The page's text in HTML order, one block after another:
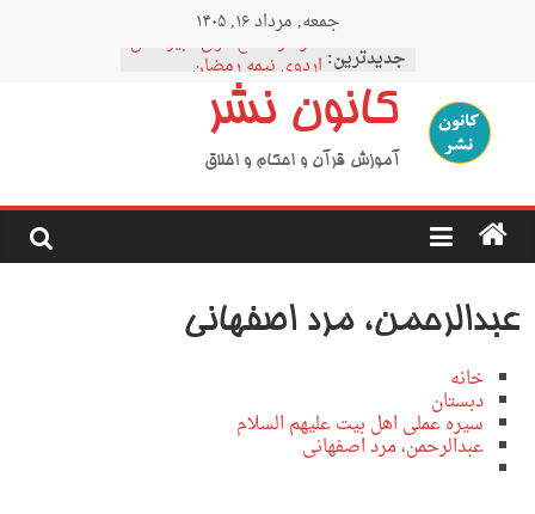
جمعه, مرداد ۱۶, ۱۴۰۵
جدیدترین:
نمودار مقطع فوق دبیرستان
اردوی نیمه رمضان
اردوی نیمه شعبان
اردوی غدیر
اردوی محرم
کانون نشر
آموزش قرآن و احکام و اخلاق
عبدالرحمن، مرد اصفهانی
خانه
دبستان
سیره عملی اهل بیت علیهم السلام
عبدالرحمن، مرد اصفهانی